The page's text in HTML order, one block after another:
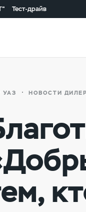
Тест-драйв
УАЗ НОВОСТИ